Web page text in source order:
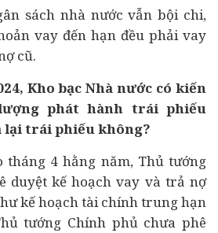
sách nhà nước vẫn bội chi,
vay đến hạn đều phải vay
cũ.
Kho bạc Nhà nước có kiến
phát hành trái phiếu
lại trái phiếu không?
tháng 4 hằng năm, Thủ tướng
duyệt kế hoạch vay và trả nợ
kế hoạchtài chínhtrung hạn
tướng Chính phủ chưa phê